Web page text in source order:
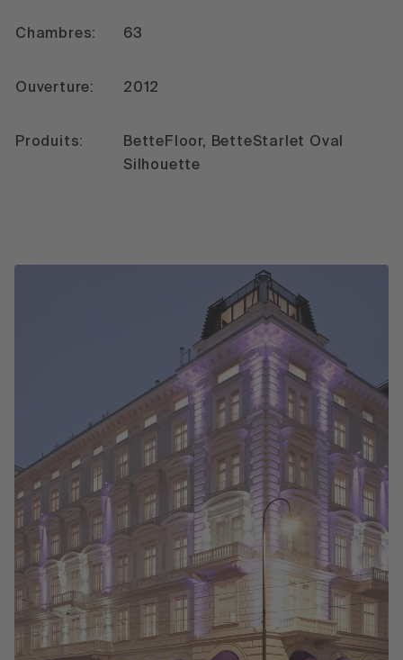
Chambres: 63
Ouverture: 2012
Produits:
BetteFloor, BetteStarlet Oval
Silhouette